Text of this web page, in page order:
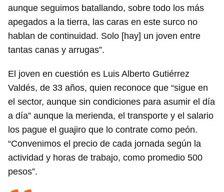
aunque seguimos batallando, sobre todo los más
apegados a la tierra, las caras en este surco no
hablan de continuidad. Solo [hay] un joven entre
tantas canas y arrugas”.
El joven en cuestión es Luis Alberto Gutiérrez
Valdés, de 33 años, quien reconoce que “sigue en
el sector, aunque sin condiciones para asumir el día
a día” aunque la merienda, el transporte y el salario
los pague el guajiro que lo contrate como peón.
“Convenimos el precio de cada jornada según la
actividad y horas de trabajo, como promedio 500
pesos”.